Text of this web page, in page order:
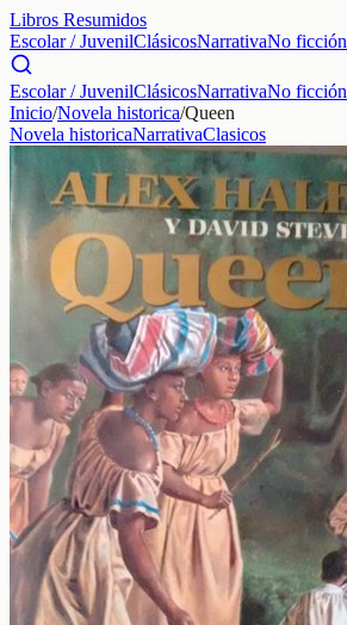
Libros Resumidos
Escolar / JuvenilClásicosNarrativaNo ficción
Escolar / JuvenilClásicosNarrativaNo ficción
Inicio/Novela historica/Queen
Novela historicaNarrativaClasicos